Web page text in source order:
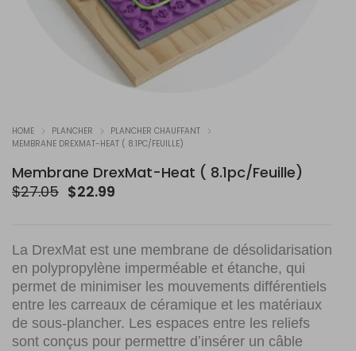
HOME PLANCHER
PLANCHER CHAUFFANT
MEMBRANE DREXMAT-HEAT ( 8.1PC/FEUILLE)
Membrane DrexMat-Heat ( 8.1pc/Feuille)
$27.05 Le
était :
$27.05.
$22.99
est :
$22.99.
La DrexMat est une membrane de désolidarisation
en polypropylène imperméable et étanche, qui
permet de minimiser les mouvements différentiels
entre les carreaux de céramique et les matériaux
de sous-plancher. Les espaces entre les reliefs
sont conçus pour permettre dʼinsérer un câble